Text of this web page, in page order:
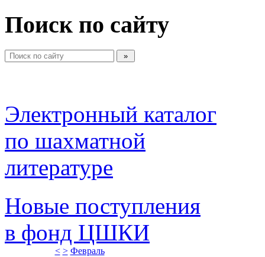
Поиск по сайту
Электронный каталог
по шахматной
литературе
Новые поступления
в фонд ЦШКИ
< > Февраль